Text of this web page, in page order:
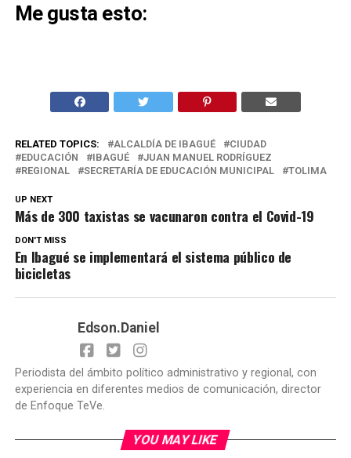
Me gusta esto:
RELATED TOPICS: ALCALDÍA DE IBAGUÉ
CIUDAD
EDUCACIÓN
IBAGUÉ
JUAN MANUEL RODRÍGUEZ
REGIONAL
SECRETARÍA DE EDUCACIÓN MUNICIPAL TOLIMA
UP NEXT
Más de 300 taxistas se vacunaron contra el Covid-19
DON'T MISS
En Ibagué se implementará el sistema público de
bicicletas
Edson.Daniel
Periodista del ámbito político administrativo y regional, con
experiencia en diferentes medios de comunicación, director
de Enfoque TeVe.
YOU MAY LIKE